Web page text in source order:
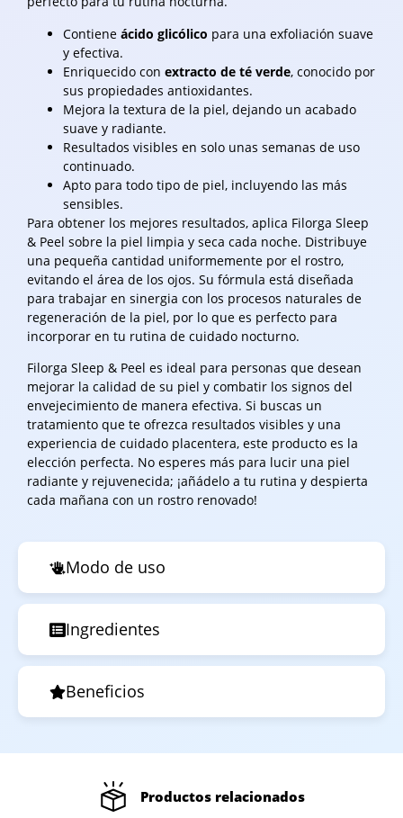
Modo de uso
Ingredientes
Beneficios
Contiene ácido glicólico para una exfoliación suave
y efectiva.
Enriquecido con extracto de té verde, conocido por
sus propiedades antioxidantes.
Mejora la textura de la piel, dejando un acabado
suave y radiante.
Resultados visibles en solo unas semanas de uso
continuado.
Apto para todo tipo de piel, incluyendo las más
sensibles.
Para obtener los mejores resultados, aplica Filorga Sleep
& Peel sobre la piel limpia y seca cada noche. Distribuye
una pequeña cantidad uniformemente por el rostro,
evitando el área de los ojos. Su fórmula está diseñada
para trabajar en sinergia con los procesos naturales de
regeneración de la piel, por lo que es perfecto para
incorporar en tu rutina de cuidado nocturno.
Filorga Sleep & Peel es ideal para personas que desean
mejorar la calidad de su piel y combatir los signos del
envejecimiento de manera efectiva. Si buscas un
tratamiento que te ofrezca resultados visibles y una
experiencia de cuidado placentera, este producto es la
elección perfecta. No esperes más para lucir una piel
radiante y rejuvenecida; ¡añádelo a tu rutina y despierta
cada mañana con un rostro renovado!
Productos relacionados